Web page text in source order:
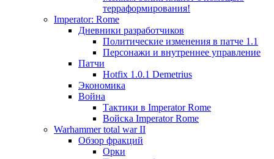
терраформирования!
Imperator: Rome
Дневники разработчиков
Политические изменения в патче 1.1
Персонажи и внутреннее управление
Патчи
Hotfix 1.0.1 Demetrius
Экономика
Война
Тактики в Imperator Rome
Войска Imperator Rome
Warhammer total war II
Обзор фракций
Орки